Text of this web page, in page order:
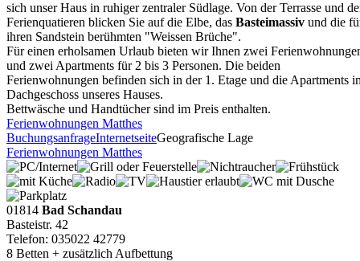
sich unser Haus in ruhiger zentraler Südlage. Von der Terrasse und
Ferienquatieren blicken Sie auf die Elbe, das Basteimassiv und die
ihren Sandstein berühmten "Weissen Brüche".
Für einen erholsamen Urlaub bieten wir Ihnen zwei
und zwei Apartments für 2 bis 3 Personen. Die beiden
Ferienwohnungen befinden sich in der 1. Etage und die Apartments
Dachgeschoss unseres Hauses.
Bettwäsche und Handtücher sind im Preis enthalten.
Ferienwohnungen Matthes
BuchungsanfrageInternetseiteGeografische Lage
Ferienwohnungen Matthes
01814 Bad Schandau
Basteistr. 42
Telefon: 035022 42779
8 Betten + zusätzlich Aufbettung